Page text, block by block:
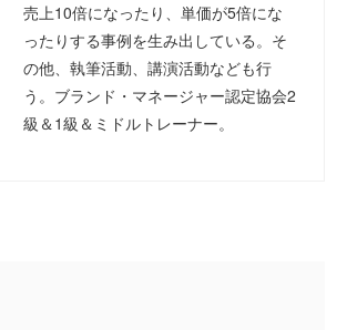
売上10倍になったり、単価が5倍にな
ったりする事例を生み出している。そ
の他、執筆活動、講演活動なども行
う。ブランド・マネージャー認定協会2
級＆1級＆ミドルトレーナー。